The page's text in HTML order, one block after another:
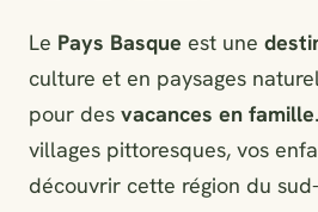
Le Pays Basque est une
culture et en paysages
pour des vacances en famille
villages pittoresques, vos
découvrir cette région du